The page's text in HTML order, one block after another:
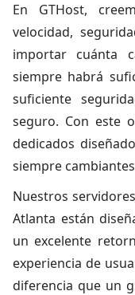
En GTHost,
velocidad,
importar cuánta
siempre habrá
suficiente
seguro. Con este
dedicados
siempre
Nuestros
Atlanta están
un excelente
experiencia de
diferencia que un